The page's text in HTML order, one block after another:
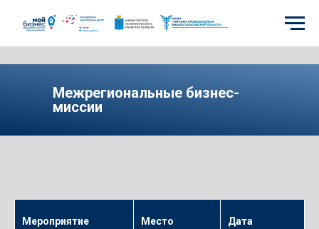
Межрегиональные бизнес-
миссии
Мероприятие
Место
Дата